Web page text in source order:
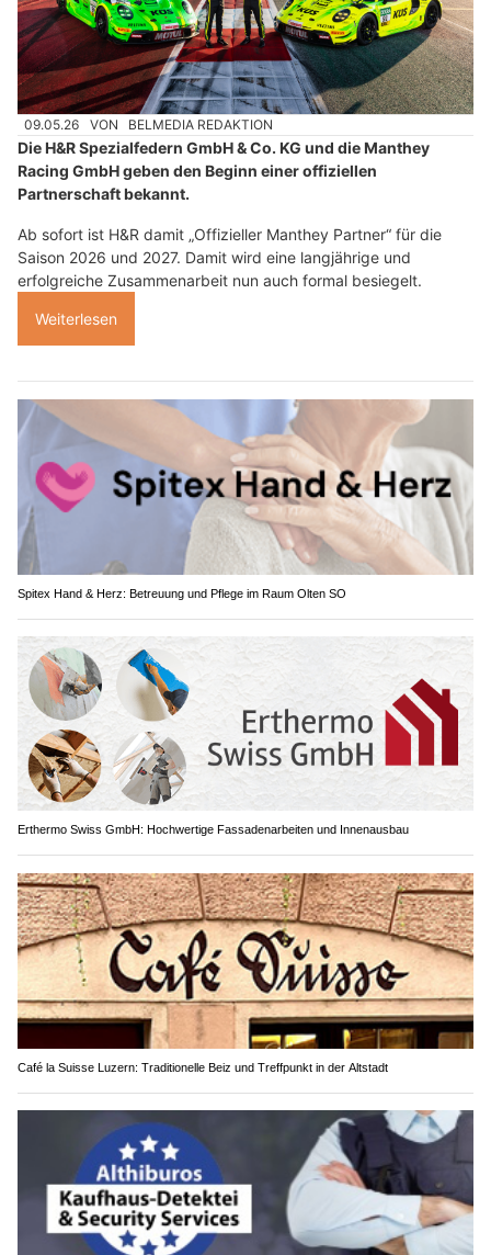
09.05.26 VON BELMEDIA REDAKTION
Die H&R Spezialfedern GmbH & Co. KG und die Manthey
Racing GmbH geben den Beginn einer offiziellen
Partnerschaft bekannt.
Ab sofort ist H&R damit „Offizieller Manthey Partner“ für die
Saison 2026 und 2027. Damit wird eine langjährige und
erfolgreiche Zusammenarbeit nun auch formal besiegelt.
Weiterlesen
Spitex Hand & Herz: Betreuung und Pflege im Raum Olten SO
Erthermo Swiss GmbH: Hochwertige Fassadenarbeiten und Innenausbau
Café la Suisse Luzern: Traditionelle Beiz und Treffpunkt in der Altstadt